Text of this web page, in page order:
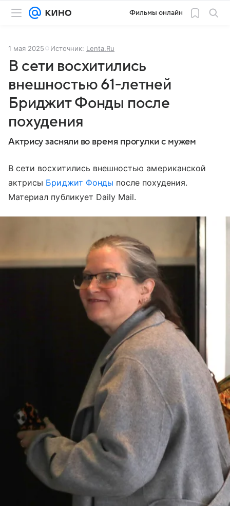
Фильмы онлайн
1 мая 2025 Источник: Lenta.Ru
В сети восхитились
внешностью 61-летней
Бриджит Фонды после
похудения
Актрису засняли во время прогулки с мужем
В сети восхитились внешностью американской
актрисы Бриджит Фонды после похудения.
Материал публикует Daily Mail.